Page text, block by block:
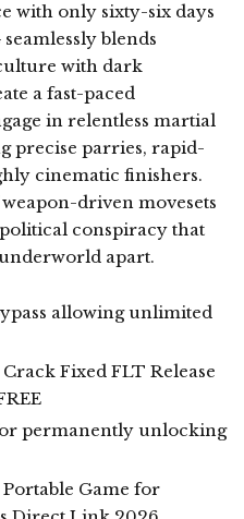
with only sixty-six days
blends
with dark
a fast-paced
in relentless martial
precise parries, rapid-
cinematic finishers.
driven movesets
conspiracy that
apart.
allowing unlimited
Fixed FLT Release
permanently unlocking
Game for